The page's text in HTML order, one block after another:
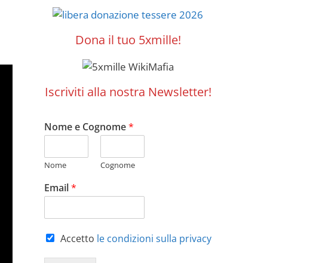
Dona il tuo 5xmille!
Iscriviti alla nostra Newsletter!
Nome e Cognome*
Nome Cognome
Email*
Accetto le condizioni sulla privacy